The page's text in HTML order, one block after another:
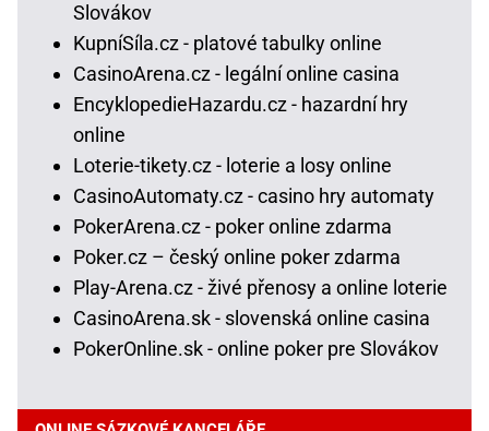
Slovákov
KupníSíla.cz - platové tabulky online
CasinoArena.cz - legální online casina
EncyklopedieHazardu.cz - hazardní hry
online
Loterie-tikety.cz - loterie a losy online
CasinoAutomaty.cz - casino hry automaty
PokerArena.cz - poker online zdarma
Poker.cz – český online poker zdarma
Play-Arena.cz - živé přenosy a online loterie
CasinoArena.sk - slovenská online casina
PokerOnline.sk - online poker pre Slovákov